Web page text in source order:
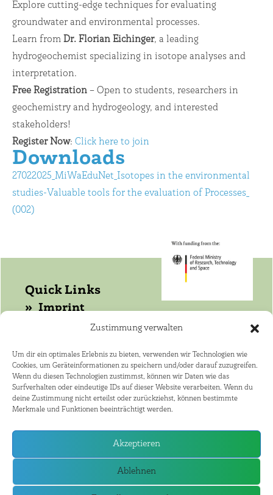
Zustimmung verwalten
Um dir ein optimales Erlebnis zu bieten, verwenden wir Technologien wie
Cookies, um Geräteinformationen zu speichern und/oder darauf zuzugreifen.
Wenn du diesen Technologien zustimmst, können wir Daten wie das
Surfverhalten oder eindeutige IDs auf dieser Website verarbeiten. Wenn du
deine Zustimmung nicht erteilst oder zurückziehst, können bestimmte
Merkmale und Funktionen beeinträchtigt werden.
Akzeptieren
Ablehnen
Explore cutting-edge techniques for evaluating
groundwater and environmental processes.
Learn from Dr. Florian Eichinger, a leading
hydrogeochemist specializing in isotope analyses and
interpretation.
Free Registration – Open to students, researchers in
geochemistry and hydrogeology, and interested
stakeholders!
Register Now: Click here to join
Downloads
27022025_MiWaEduNet_Isotopes in the environmental
studies-Valuable tools for the evaluation of Processes_
(002)
Quick Links
Imprint
Data protection
Get in touch with WASANet!
Coordinator: Dr. Joerg Helmschrot
+264 81 141 4182 ·
joerg.helmschrot@kit.edu
+27 21 808 9381 · ne@sun.ac.za
WASA Partner Countries